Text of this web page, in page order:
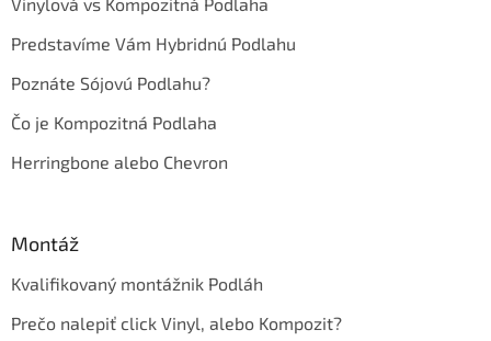
Predstavíme Vám Hybridnú Podlahu
Poznáte Sójovú Podlahu?
Čo je Kompozitná Podlaha
Herringbone alebo Chevron
Montáž
Kvalifikovaný montážnik Podláh
Prečo nalepiť click Vinyl, alebo Kompozit?